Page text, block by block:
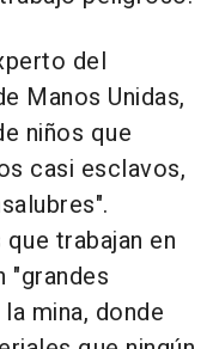
del
Manos Unidas,
niños que
casi esclavos,
trabajan en
"grandes
mina, donde